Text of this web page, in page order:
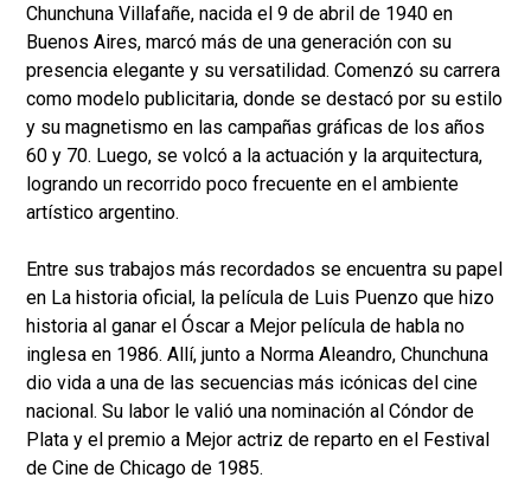
Chunchuna Villafañe, nacida el 9 de abril de 1940 en
Buenos Aires, marcó más de una generación con su
presencia elegante y su versatilidad. Comenzó su carrera
como modelo publicitaria, donde se destacó por su estilo
y su magnetismo en las campañas gráficas de los años
60 y 70. Luego, se volcó a la actuación y la arquitectura,
logrando un recorrido poco frecuente en el ambiente
artístico argentino.
Entre sus trabajos más recordados se encuentra su papel
en La historia oficial, la película de Luis Puenzo que hizo
historia al ganar el Óscar a Mejor película de habla no
inglesa en 1986. Allí, junto a Norma Aleandro, Chunchuna
dio vida a una de las secuencias más icónicas del cine
nacional. Su labor le valió una nominación al Cóndor de
Plata y el premio a Mejor actriz de reparto en el Festival
de Cine de Chicago de 1985.